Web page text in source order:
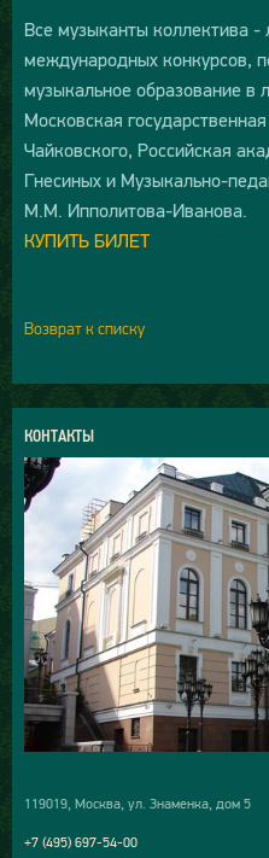
Все музыканты коллектива -
международных конкурсов,
музыкальное образование в
Московская
Чайковского, Российская
Гнесиных и Музыкально-
М.М. Ипполитова-Иванова.
КУПИТЬ БИЛЕТ
Возврат к списку
КОНТАКТЫ
119019, Москва, ул. Знаменка, дом 5
+7 (495) 697-54-00